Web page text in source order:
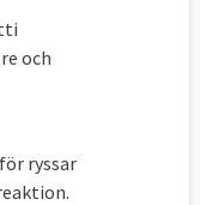
och
ryssar